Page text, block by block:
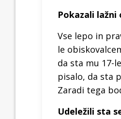
Pokazali lažni
Vse lepo in
le
da sta mu 17-
pisalo, da sta
Zaradi tega
Udeležili sta